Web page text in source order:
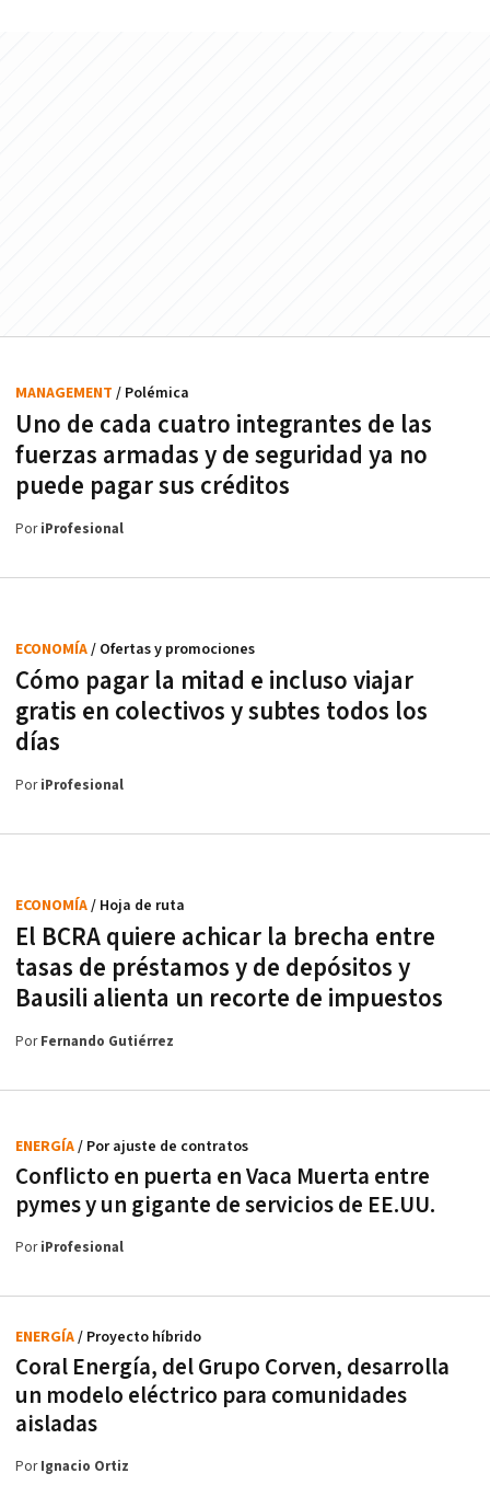
Uno de cada cuatro integrantes de las
fuerzas armadas y de seguridad ya no
puede pagar sus créditos
MANAGEMENT / Polémica
PoriProfesional
Cómo pagar la mitad e incluso viajar
gratis en colectivos y subtes todos los
días
ECONOMÍA/ Ofertas y promociones
PoriProfesional
El BCRA quiere achicar la brecha entre
tasas de préstamos y de depósitos y
Bausili alienta un recorte de impuestos
ECONOMÍA/ Hoja de ruta
PorFernando Gutiérrez
Conflicto en puerta en Vaca Muerta entre
pymes y un gigante de servicios de EE.UU.
ENERGÍA/ Por ajuste de contratos
PoriProfesional
Coral Energía, del Grupo Corven, desarrolla
un modelo eléctrico para comunidades
aisladas
ENERGÍA/ Proyecto híbrido
PorIgnacio Ortiz